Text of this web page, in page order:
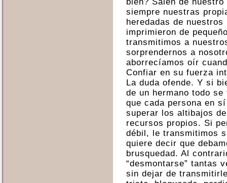
siempre nuestras
heredadas de
imprimieron de
transmitimos a
sorprendernos a
aborrecíamos oír
Confiar en su fuerza
La duda ofende. Y si
de un hermano todo
que cada persona en
superar los altibajos
recursos propios. Si
débil, le transmitimos
quiere decir que
brusquedad. Al
“desmontarse” tantas
sin dejar de